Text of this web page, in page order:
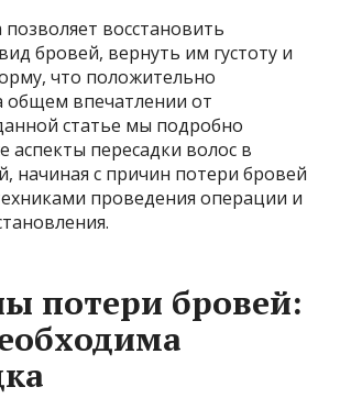
восстановить
бровей, вернуть им густоту и
что положительно
общем впечатлении от
статье мы подробно
аспекты пересадки волос в
начиная с причин потери бровей
проведения операции и
потери бровей: